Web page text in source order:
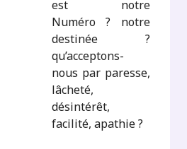
est notre
Numéro ? notre
destinée ?
qu’acceptons-
nous par paresse,
lâcheté,
désintérêt,
facilité, apathie ?